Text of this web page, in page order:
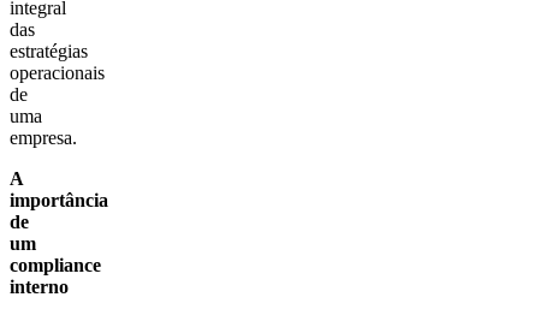
integral
das
estratégias
operacionais
de
uma
empresa.
A
importância
de
um
compliance
interno